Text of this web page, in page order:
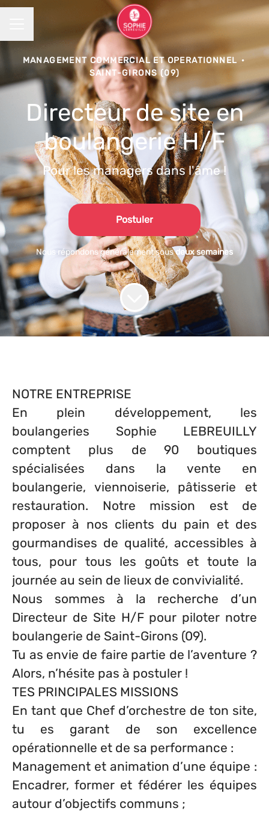
MANAGEMENT COMMERCIAL ET OPERATIONNEL ·
SAINT-GIRONS (09)
Directeur de site en
boulangerie H/F
Pour les managers dans l'âme !
Postuler
Nous répondons généralement sousdeux semaines
NOTRE ENTREPRISE
En plein développement, les
boulangeries Sophie LEBREUILLY
comptent plus de 90 boutiques
spécialisées dans la vente en
boulangerie, viennoiserie, pâtisserie et
restauration. Notre mission est de
proposer à nos clients du pain et des
gourmandises de qualité, accessibles à
tous, pour tous les goûts et toute la
journée au sein de lieux de convivialité.
Nous sommes à la recherche d’un
Directeur de Site H/F pour piloter notre
boulangerie de Saint-Girons (09).
Tu as envie de faire partie de l’aventure ?
Alors, n’hésite pas à postuler !
TES PRINCIPALES MISSIONS
En tant que Chef d’orchestre de ton site,
tu es garant de son excellence
opérationnelle et de sa performance :
Management et animation d’une équipe :
Encadrer, former et fédérer les équipes
autour d’objectifs communs ;